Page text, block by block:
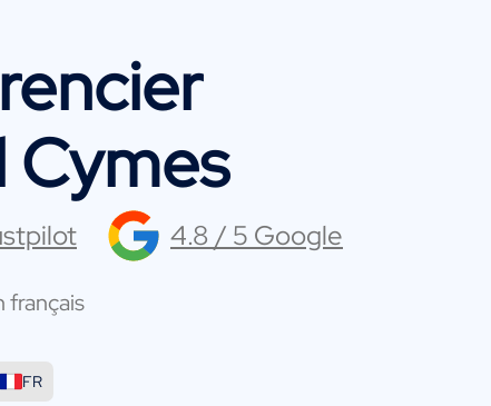
Cymes
4.8 / 5 Google
français
FR